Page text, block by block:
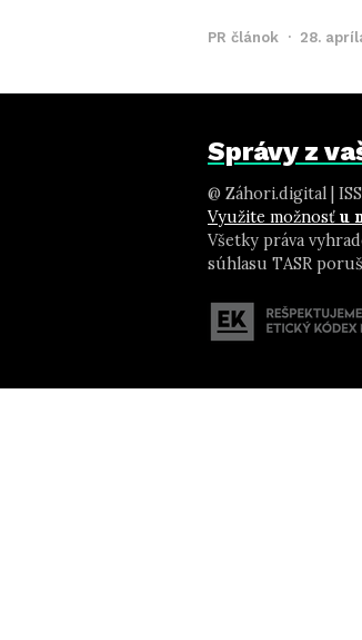
PR článok 28.
Správy z
@ Záhori.digital |
Využite možnosť u
Všetky práva
súhlasu TASR